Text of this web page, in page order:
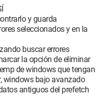
y guarda
seleccionados y en la
buscar errores
la opción de eliminar
de windows que tengan
windows bajo avanzado
antiguos del prefetch